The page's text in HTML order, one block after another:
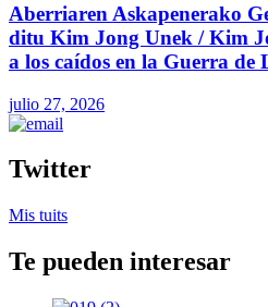
Aberriaren Askapenerako
ditu Kim Jong Unek / Kim
a los caídos en la Guerra
julio 27, 2026
Twitter
Mis tuits
Te pueden interesar